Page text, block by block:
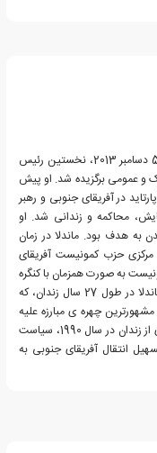
نلسون ماندلا، زاده ی 18 جولای 1918 و درگذشته ی 5 دسامبر 2013، نخستین رئیس
و عمومی برگزیده شد. او پیش
در آفریقای جنوبی و رهبر
محاکمه و زندانی شد. او
به هدف بود. ماندلا در زمان
کمیته ی مرکزی حزب کمونیست آفریقای
به صورت همزمان با کنگره
ی ملی آفریقا، این حقیقت تاریخی را اعلام کردند. ماندلا در طول 27 سال زندان، که
چهره ی مبارزه علیه
آپارتاید در آفریقای جنوبی تبدیل شد. او پس از آزادی از زندان در سال 1990، سیاست
انتقال آفریقای جنوبی به